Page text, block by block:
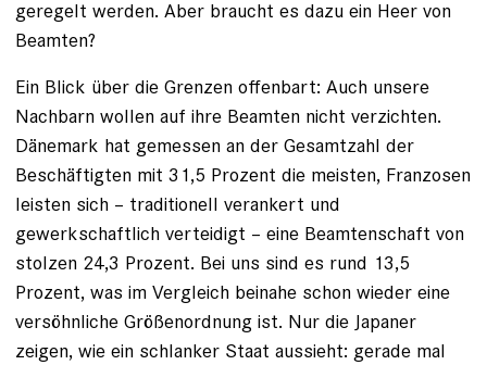
geregelt werden. Aber braucht es dazu ein Heer von
Beamten?
Ein Blick über die Grenzen offen­bart: Auch unsere
Nachbarn wollen auf ihre Beamten nicht verzichten.
Dänemark hat gemessen an der Gesamtzahl der
Beschäftigten mit 31,5 Prozent die meisten, Franzosen
leisten sich – traditionell verankert und
gewerkschaftlich verteidigt – eine Be­amtenschaft von
stolzen 24,3 Prozent. Bei uns sind es rund 13,5
Prozent, was im Vergleich beinahe schon wieder eine
versöhnliche Größenordnung ist. Nur die Japaner
zeigen, wie ein schlanker Staat aussieht: gerade mal